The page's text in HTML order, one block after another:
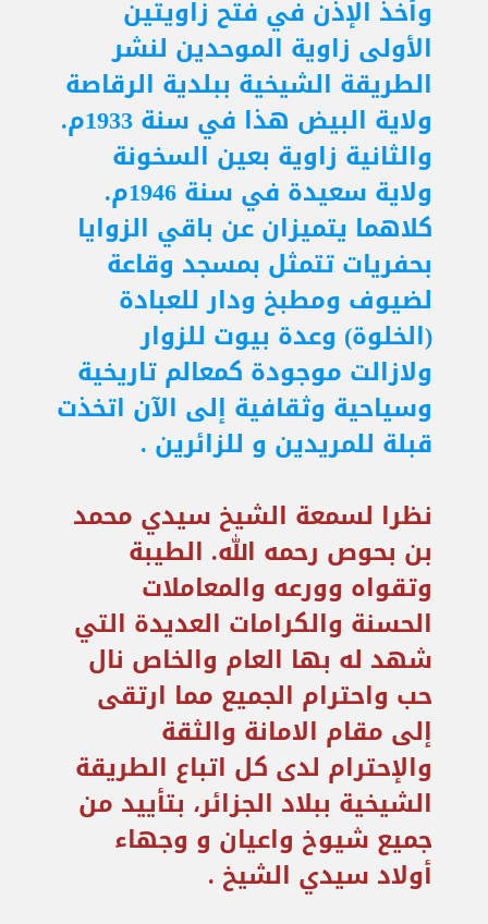
وأخذ الإذن في فتح زاويتين
الأولى زاوية الموحدين لنشر
الطريقة الشيخية ببلدية الرقاصة
ولاية البيض هذا في سنة 1933م.
والثانية زاوية بعين السخونة
ولاية سعيدة في سنة 1946م.
كلاهما يتميزان عن باقي الزوايا
بحفريات تتمثل بمسجد وقاعة
لضيوف ومطبخ ودار للعبادة
(الخلوة) وعدة بيوت للزوار
ولازالت موجودة كمعالم تاريخية
وسياحية وثقافية إلى الآن اتخذت
قبلة للمريدين و للزائرين .
نظرا لسمعة الشيخ سيدي محمد
بن بحوص رحمه الله. الطيبة
وتقواه وورعه والمعاملات
الحسنة والكرامات العديدة التي
شهد له بها العام والخاص نال
حب واحترام الجميع مما ارتقى
إلى مقام الامانة والثقة
والإحترام لدى كل اتباع الطريقة
الشيخية ببلاد الجزائر، بتأييد من
جميع شيوخ واعيان و وجهاء
أولاد سيدي الشيخ .